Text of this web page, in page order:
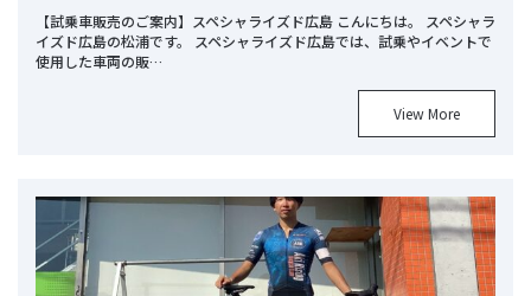
【試乗車販売のご案内】スペシャライズド広島 こんにちは。 スペシャラ
イズド広島の松浦です。 スペシャライズド広島では、試乗やイベントで
使用した車両の販…
View More